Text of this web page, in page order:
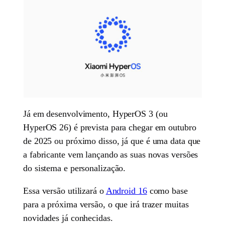
Já em desenvolvimento, HyperOS 3 (ou
HyperOS 26) é prevista para chegar em outubro
de 2025 ou próximo disso, já que é uma data que
a fabricante vem lançando as suas novas versões
do sistema e personalização.
Essa versão utilizará o Android 16como base
para a próxima versão, o que irá trazer muitas
novidades já conhecidas.